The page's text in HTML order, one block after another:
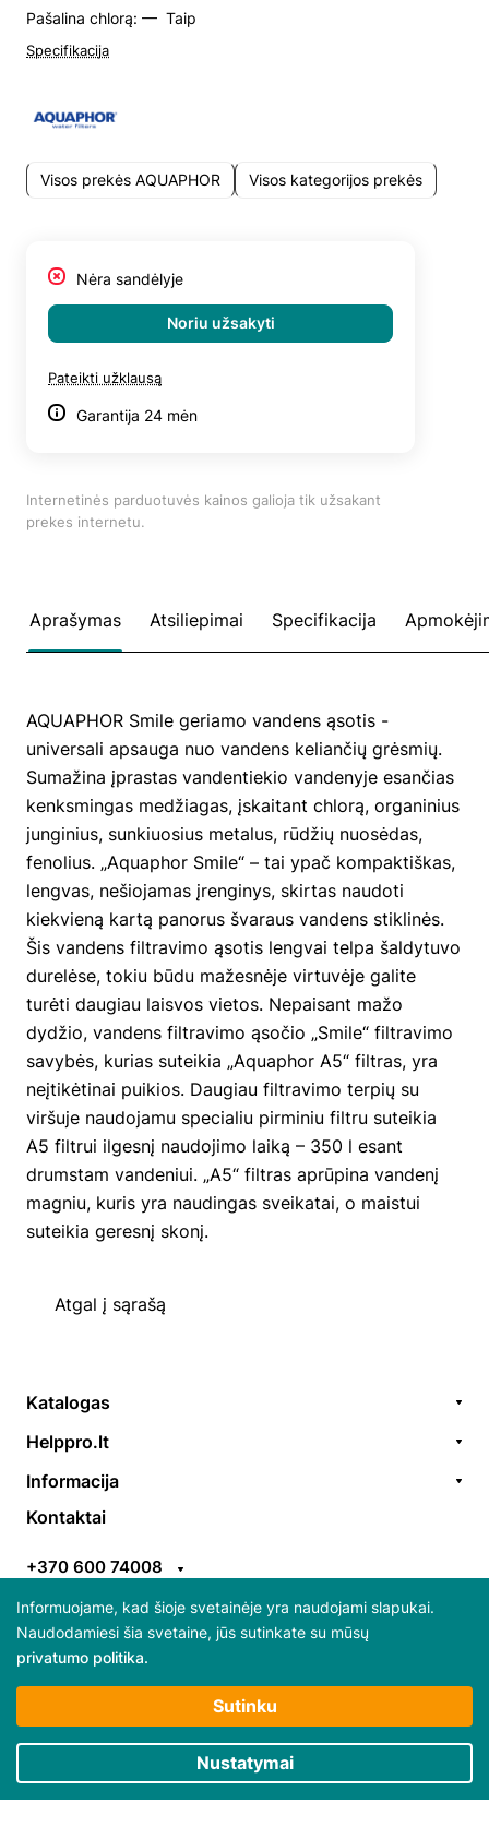
Pašalina chlorą: — Taip
Specifikacija
Visos prekės AQUAPHOR Visos kategorijos prekės
Nėra sandėlyje
Noriu užsakyti
Pateikti užklausą
Garantija 24 mėn
Internetinės parduotuvės kainos galioja tik užsakant
prekes internetu.
Aprašymas Atsiliepimai Specifikacija
AQUAPHOR Smile geriamo vandens ąsotis -
universali apsauga nuo vandens keliančių grėsmių.
Sumažina įprastas vandentiekio vandenyje esančias
kenksmingas medžiagas, įskaitant chlorą, organinius
junginius, sunkiuosius metalus, rūdžių nuosėdas,
fenolius. „Aquaphor Smile“ – tai ypač kompaktiškas,
lengvas, nešiojamas įrenginys, skirtas naudoti
kiekvieną kartą panorus švaraus vandens stiklinės.
Šis vandens filtravimo ąsotis lengvai telpa šaldytuvo
durelėse, tokiu būdu mažesnėje virtuvėje galite
turėti daugiau laisvos vietos. Nepaisant mažo
dydžio, vandens filtravimo ąsočio „Smile“ filtravimo
savybės, kurias suteikia „Aquaphor A5“ filtras, yra
neįtikėtinai puikios. Daugiau filtravimo terpių su
viršuje naudojamu specialiu pirminiu filtru suteikia
A5 filtrui ilgesnį naudojimo laiką – 350 l esant
drumstam vandeniui. „A5“ filtras aprūpina vandenį
magniu, kuris yra naudingas sveikatai, o maistui
suteikia geresnį skonį.
Atgal į sąrašą
Katalogas
Prekės / aksesuarai
Akcijos
Prekiniai ženklai
Helppro.lt
EGS
ES parama
Informacija
Pristatymo taisyklės
Pirkimo-pardavimo taisyklės
Kontaktai
+370 600 74008
info@helppro.lt
Gabijos g. 38, LT-06157 Vilnius
© 2025 Visos teisės saugomos HelpPro
Informuojame, kad šioje svetainėje yra naudojami slapukai.
Naudodamiesi šia svetaine, jūs sutinkate su mūsų
privatumo politika.
Daugiau apie slapukus ir jų atsisakymą skaitykite
Rinkodaros / našumo slapukai
Sutinku
Nustatymai